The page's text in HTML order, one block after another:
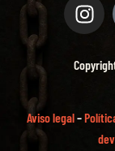
Aviso legal–